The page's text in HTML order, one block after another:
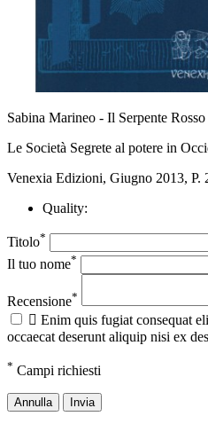
Sabina Marineo - Il Serpente Rosso
Le Società Segrete al potere in
Venexia Edizioni, Giugno 2013, P.
Quality:
Titolo*
Il tuo nome*
Recensione*
 Enim quis fugiat consequat
occaecat deserunt aliquip nisi ex
* Campi richiesti
Annulla Invia